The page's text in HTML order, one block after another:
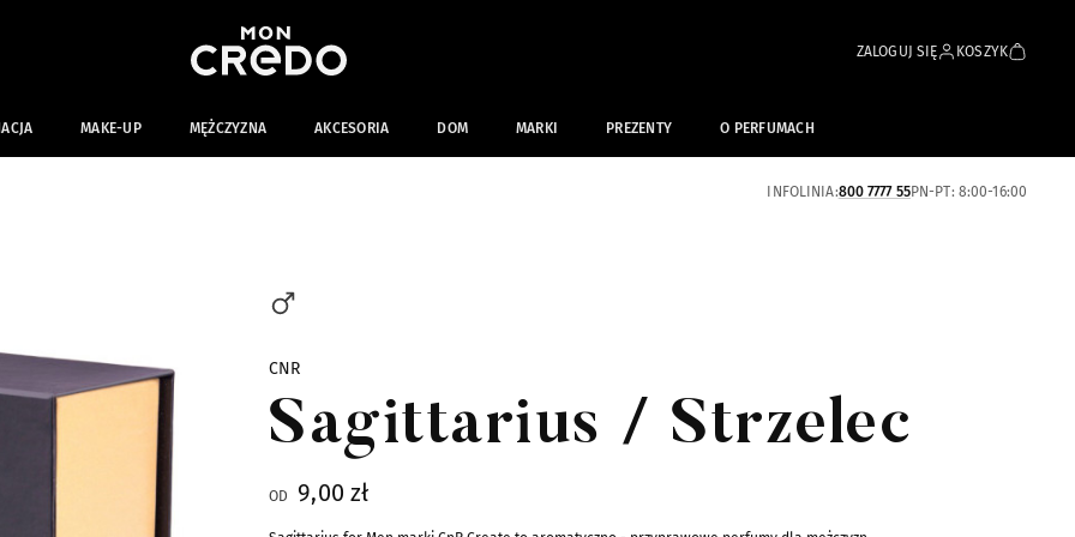
ZALOGUJ SIĘ KOSZYK
MAKE-UP MĘŻCZYZNA AKCESORIA DOM MARKI PREZENTY O PERFUMACH
INFOLINIA:800 7777 55PN-PT: 8:00-16:00
CNR
Sagittarius / Strzelec
OD 9,00 zł